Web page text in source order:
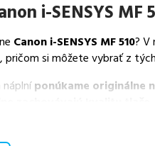
i-SENSYS MF
Canon i-SENSYS MF 510? V
, pričom si môžete vybrať z
ponúkame originálne